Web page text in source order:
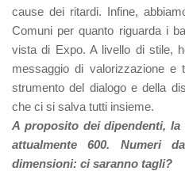
cause dei ritardi. Infine,
Comuni per quanto riguarda i
vista di Expo. A livello di stile,
messaggio di valorizzazione e
strumento del dialogo e della
che ci si salva tutti insieme.
A proposito dei dipendenti,
attualmente 600. Numeri
dimensioni: ci saranno tagli?